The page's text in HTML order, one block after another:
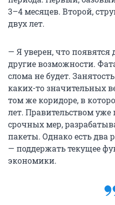
3–4 месяцев. Второй,
двух лет.
— Я уверен, что появятся
другие возможности.
слома не будет.
каких-то значительных
том же коридоре, в
лет. Правительством
срочных мер,
пакеты. Однако есть два
— поддержать текущее
экономики.